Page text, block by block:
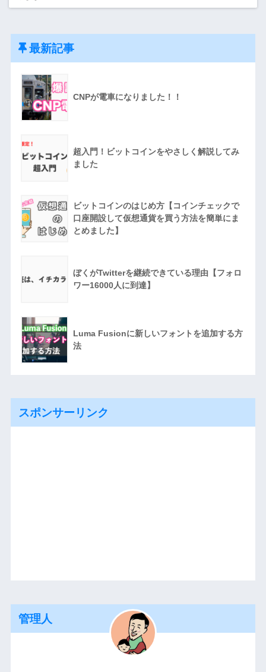
最新記事
CNPが電車になりました！！
超入門！ビットコインをやさしく解説してみ
ました
ビットコインのはじめ方【コインチェックで
口座開設して仮想通貨を買う方法を簡単にま
とめました】
ぼくがTwitterを継続できている理由【フォロ
ワー16000人に到達】
Luma Fusionに新しいフォントを追加する方
法
スポンサーリンク
管理人